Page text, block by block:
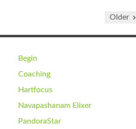
Older
Begin
Coaching
Hartfocus
Navapashanam Elixer
PandoraStar